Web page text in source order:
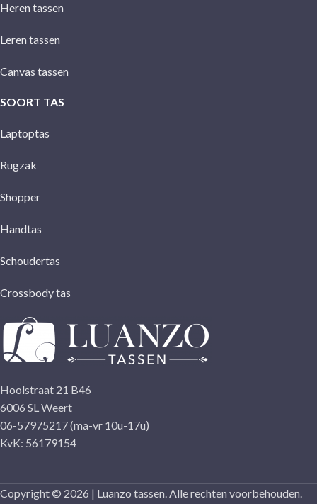
Heren tassen
Leren tassen
Canvas tassen
SOORT TAS
Laptoptas
Rugzak
Shopper
Handtas
Schoudertas
Crossbody tas
Hoolstraat 21 B46
6006 SL Weert
06-57975217 (ma-vr 10u-17u)
KvK: 56179154
Copyright © 2026 | Luanzo tassen. Alle rechten voorbehouden.